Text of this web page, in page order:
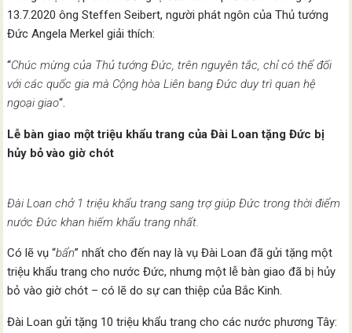
13.7.2020 ông Steffen Seibert, người phát ngôn của Thủ tướng
Đức Angela Merkel giải thích:
“Chúc mừng của Thủ tướng Đức, trên nguyên tắc, chỉ có thể đối
với các quốc gia mà Cộng hòa Liên bang Đức duy trì quan hệ
ngoại giao“.
Lễ bàn giao một triệu khẩu trang của Đài Loan tặng Đức bị
hủy bỏ vào giờ chót
Đài Loan chở 1 triệu khẩu trang sang trợ giúp Đức trong thời điểm
nước Đức khan hiếm khẩu trang nhất.
Có lẽ vụ “bẩn” nhất cho đến nay là vụ Đài Loan đã gửi tặng một
triệu khẩu trang cho nước Đức, nhưng một lễ bàn giao đã bị hủy
bỏ vào giờ chót – có lẽ do sự can thiệp của Bắc Kinh.
Đài Loan gửi tặng 10 triệu khẩu trang cho các nước phương Tây: